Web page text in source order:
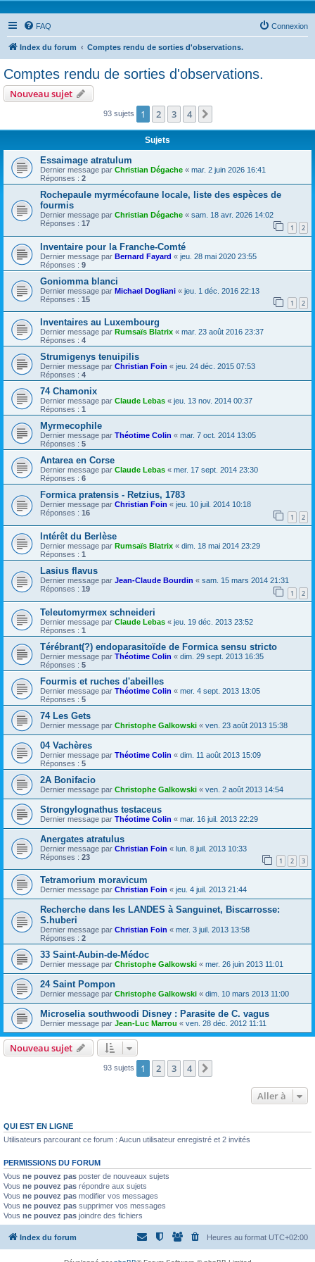
FAQ Connexion
Index du forum Comptes rendu de sorties d'observations.
Comptes rendu de sorties d'observations.
Nouveau sujet
93 sujets 1 2 3 4
Sujets
Essaimage atratulum
Dernier message par Christian Dégache « mar. 2 juin 2026 16:41
Réponses : 2
Rochepaule myrmécofaune locale, liste des espèces de
fourmis
Dernier message par Christian Dégache « sam. 18 avr. 2026 14:02
Réponses : 17 1 2
Inventaire pour la Franche-Comté
Dernier message par Bernard Fayard « jeu. 28 mai 2020 23:55
Réponses : 9
Goniomma blanci
Dernier message par Michael Dogliani « jeu. 1 déc. 2016 22:13
Réponses : 15 1 2
Inventaires au Luxembourg
Dernier message par Rumsaïs Blatrix « mar. 23 août 2016 23:37
Réponses : 4
Strumigenys tenuipilis
Dernier message par Christian Foin « jeu. 24 déc. 2015 07:53
Réponses : 4
74 Chamonix
Dernier message par Claude Lebas « jeu. 13 nov. 2014 00:37
Réponses : 1
Myrmecophile
Dernier message par Théotime Colin « mar. 7 oct. 2014 13:05
Réponses : 5
Antarea en Corse
Dernier message par Claude Lebas « mer. 17 sept. 2014 23:30
Réponses : 6
Formica pratensis - Retzius, 1783
Dernier message par Christian Foin « jeu. 10 juil. 2014 10:18
Réponses : 16 1 2
Intérêt du Berlèse
Dernier message par Rumsaïs Blatrix « dim. 18 mai 2014 23:29
Réponses : 1
Lasius flavus
Dernier message par Jean-Claude Bourdin « sam. 15 mars 2014 21:31
Réponses : 19 1 2
Teleutomyrmex schneideri
Dernier message par Claude Lebas « jeu. 19 déc. 2013 23:52
Réponses : 1
Térébrant(?) endoparasitoïde de Formica sensu stricto
Dernier message par Théotime Colin « dim. 29 sept. 2013 16:35
Réponses : 5
Fourmis et ruches d'abeilles
Dernier message par Théotime Colin « mer. 4 sept. 2013 13:05
Réponses : 5
74 Les Gets
Dernier message par Christophe Galkowski « ven. 23 août 2013 15:38
04 Vachères
Dernier message par Théotime Colin « dim. 11 août 2013 15:09
Réponses : 5
2A Bonifacio
Dernier message par Christophe Galkowski « ven. 2 août 2013 14:54
Strongylognathus testaceus
Dernier message par Théotime Colin « mar. 16 juil. 2013 22:29
Anergates atratulus
Dernier message par Christian Foin « lun. 8 juil. 2013 10:33
Réponses : 23 1 2 3
Tetramorium moravicum
Dernier message par Christian Foin « jeu. 4 juil. 2013 21:44
Recherche dans les LANDES à Sanguinet, Biscarrosse:
S.huberi
Dernier message par Christian Foin « mer. 3 juil. 2013 13:58
Réponses : 2
33 Saint-Aubin-de-Médoc
Dernier message par Christophe Galkowski « mer. 26 juin 2013 11:01
24 Saint Pompon
Dernier message par Christophe Galkowski « dim. 10 mars 2013 11:00
Microselia southwoodi Disney : Parasite de C. vagus
Dernier message par Jean-Luc Marrou « ven. 28 déc. 2012 11:11
Nouveau sujet
93 sujets 1 2 3 4
Aller à
QUI EST EN LIGNE
Utilisateurs parcourant ce forum : Aucun utilisateur enregistré et 2 invités
PERMISSIONS DU FORUM
Vous ne pouvez pas poster de nouveaux sujets
Vous ne pouvez pas répondre aux sujets
Vous ne pouvez pas modifier vos messages
Vous ne pouvez pas supprimer vos messages
Vous ne pouvez pas joindre des fichiers
Index du forum Heures au format UTC+02:00